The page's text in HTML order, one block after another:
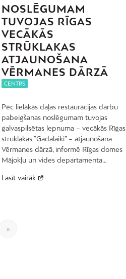
NOSLĒGUMAM
TUVOJAS RĪGAS
VECĀKĀS
STRŪKLAKAS
ATJAUNOŠANA
VĒRMANES DĀRZĀ
CENTRS
Pēc lielākās daļas restaurācijas darbu
pabeigšanas noslēgumam tuvojas
galvaspilsētas lepnuma – vecākās Rīgas
strūklakas “Gadalaiki” – atjaunošana
Vērmanes dārzā, informē Rīgas domes
Mājokļu un vides departamenta…
Lasīt vairāk
»